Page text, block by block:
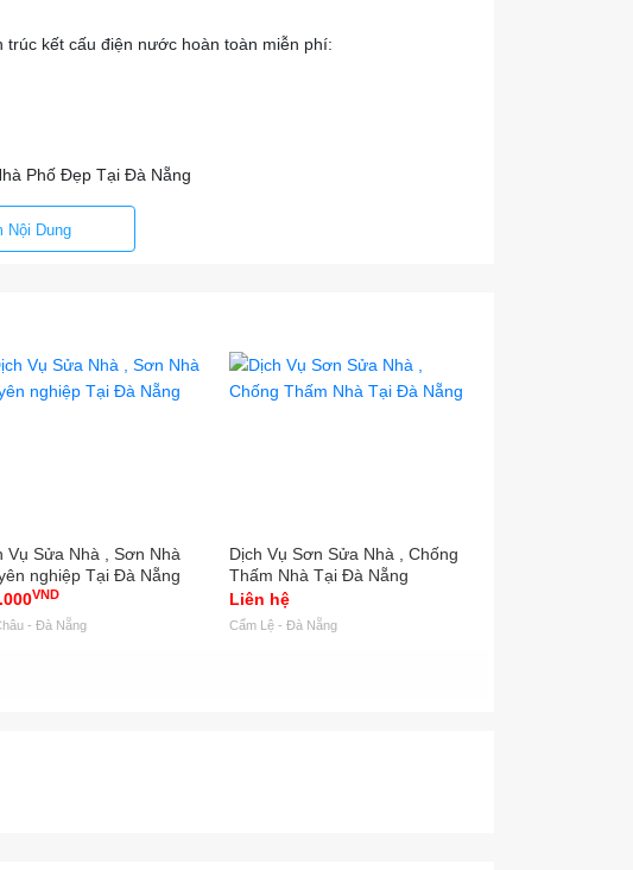
kết cấu điện nước hoàn toàn miễn phí:
Phố Đẹp Tại Đà Nẵng
Nội Dung
Vụ Sửa Nhà , Sơn Nhà
nghiệp Tại Đà Nẵng
VND
- Đà Nẵng
Dịch Vụ Sơn Sửa Nhà , Chống
Thấm Nhà Tại Đà Nẵng
Liên hệ
Cẩm Lệ - Đà Nẵng